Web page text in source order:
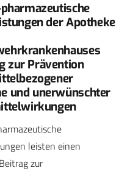
der Apotheke
zur Prävention
und unerwünschter
leisten einen
zur